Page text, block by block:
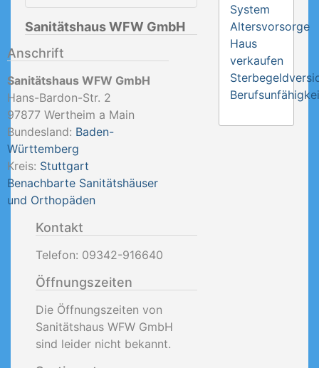
Sanitätshaus WFW GmbH
Anschrift
Sanitätshaus WFW GmbH
Hans-Bardon-Str. 2
97877 Wertheim a Main
Bundesland: Baden-
Württemberg
Kreis: Stuttgart
Benachbarte Sanitätshäuser
und Orthopäden
Kontakt
Telefon: 09342-916640
Öffnungszeiten
Die Öffnungszeiten von
Sanitätshaus WFW GmbH
sind leider nicht bekannt.
System
Altersvorsorge
Haus
verkaufen